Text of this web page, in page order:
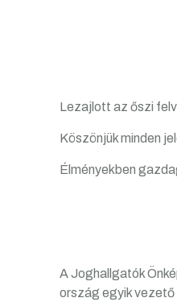
Lezajlott az őszi
Köszönjük minden
Élményekben
A Joghallgatók
ország egyik